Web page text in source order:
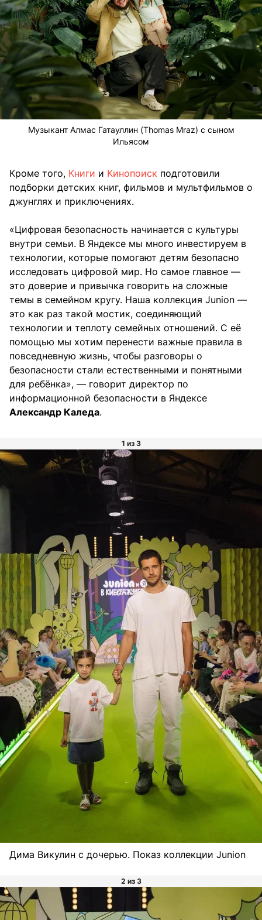
Музыкант Алмас Гатауллин (Thomas Mraz) с сыном
Ильясом
Кроме того, Книги и Кинопоиск подготовили
подборки детских книг, фильмов и мультфильмов о
джунглях и приключениях.
«Цифровая безопасность начинается с культуры
внутри семьи. В Яндексе мы много инвестируем в
технологии, которые помогают детям безопасно
исследовать цифровой мир. Но самое главное —
это доверие и привычка говорить на сложные
темы в семейном кругу. Наша коллекция Junion —
это как раз такой мостик, соединяющий
технологии и теплоту семейных отношений. С её
помощью мы хотим перенести важные правила в
повседневную жизнь, чтобы разговоры о
безопасности стали естественными и понятными
для ребёнка», — говорит директор по
информационной безопасности в Яндексе
Александр Каледа.
1 из 3
Дима Викулин с дочерью. Показ коллекции Junion
2 из 3